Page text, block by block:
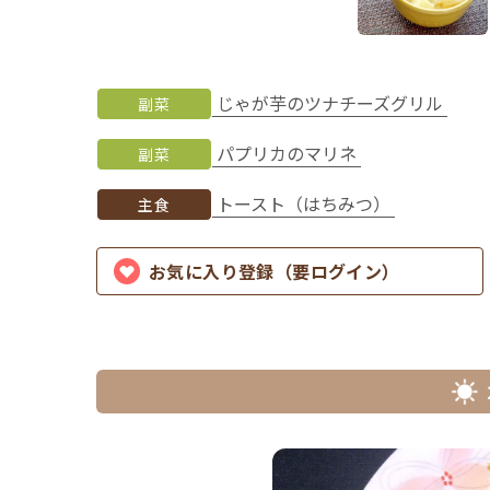
副菜 じゃが芋のツナチーズグリル
副菜 パプリカのマリネ
主食 トースト（はちみつ）
お気に入り登録（要ログイン）